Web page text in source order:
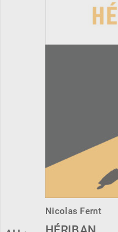
Nicolas Fernt
HÉRIBAN